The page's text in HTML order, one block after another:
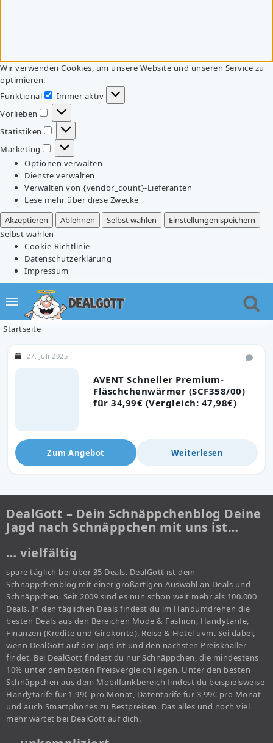
Wir verwenden Cookies, um unsere Website und unseren Service zu
optimieren.
Funktional
Funktional
Immer aktiv
Vorlieben
Vorlieben
Statistiken
Statistiken
Marketing
Marketing
Optionen verwalten
Dienste verwalten
Verwalten von {vendor_count}-Lieferanten
Lese mehr über diese Zwecke
Akzeptieren
Ablehnen Selbst wählen
Einstellungen speichern
Selbst wählen
Cookie-Richtlinie
Datenschutzerklärung
Impressum
Startseite
AVENT Schneller Premium-
Fläschchenwärmer (SCF358/00)
für 34,99€ (Vergleich: 47,98€)
27. Juli 2025
Zum Angebot Weiterlesen
DealGott – Dein Schnäppchenblog Deine
Jagd nach Schnäppchen mit uns ist…
… vielfältig
spare täglich bei über 35 Deals. DealGott ist dein
Schnäppchenblog mit einer großartigen Auswahl an Deals und
Schnäppchen. Seit 2009 sind es nun schon weit mehr als 100.000
Deals. In den täglichen Deals findest du im Handumdrehen die
besten Deals aus den Bereichen Mode & Fashion, Handytarife,
Finanzen (Kredite und Girokonto), Reise & Hotel uvm. Sei dabei,
wenn DealGott auf der Jagd ist und den nächsten Preisknaller
findet. Bei DealGott findest du nur Schnäppchen, die mindestens
10% unter dem besten Preisvergleich liegen. Unter den besten
Schnäppchen aus dem Mobilfunkbereich findest du beispielsweise
Handytarife für 1,99€ pro Monat, Datentarife für 3,99€ pro Monat
und auch Smartphones zu Bestpreisen. Das alles und noch viel
mehr wartet bei DealGott auf dich.